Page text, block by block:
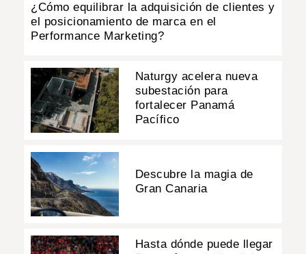
¿Cómo equilibrar la adquisición de clientes y
el posicionamiento de marca en el
Performance Marketing?
Naturgy acelera nueva
subestación para
fortalecer Panamá
Pacífico
Descubre la magia de
Gran Canaria
Hasta dónde puede llegar